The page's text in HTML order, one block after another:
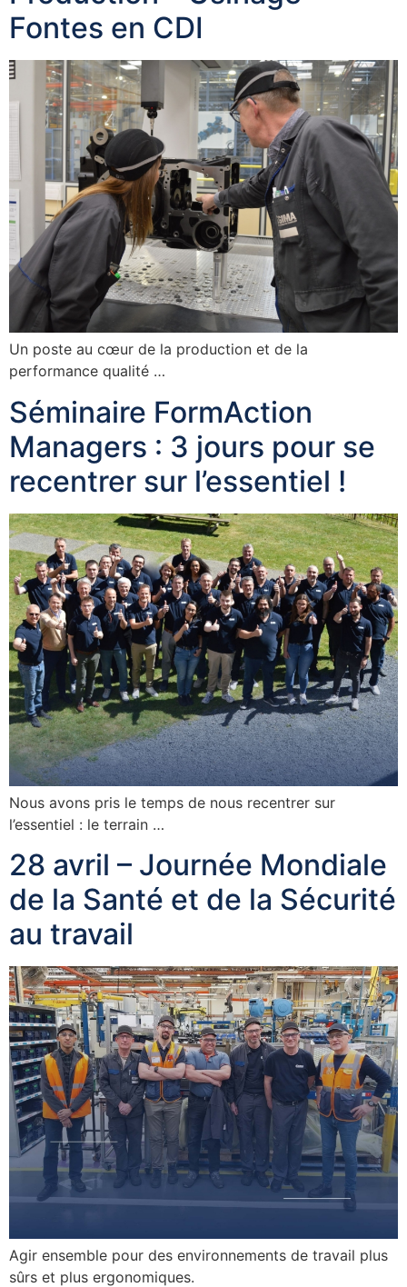
Fontes en CDI
Un poste au cœur de la production et de la
performance qualité …
Séminaire FormAction
Managers : 3 jours pour se
recentrer sur l’essentiel !
Nous avons pris le temps de nous recentrer sur
l’essentiel : le terrain …
28 avril – Journée Mondiale
de la Santé et de la Sécurité
au travail
Agir ensemble pour des environnements de travail plus
sûrs et plus ergonomiques.